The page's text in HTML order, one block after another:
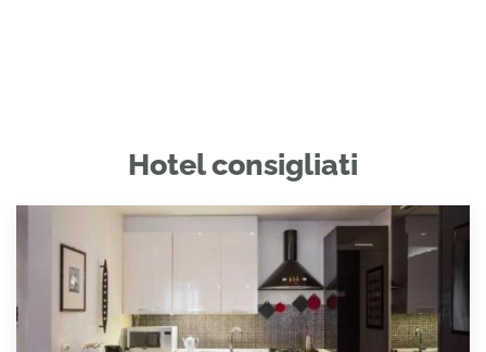
Hotel consigliati